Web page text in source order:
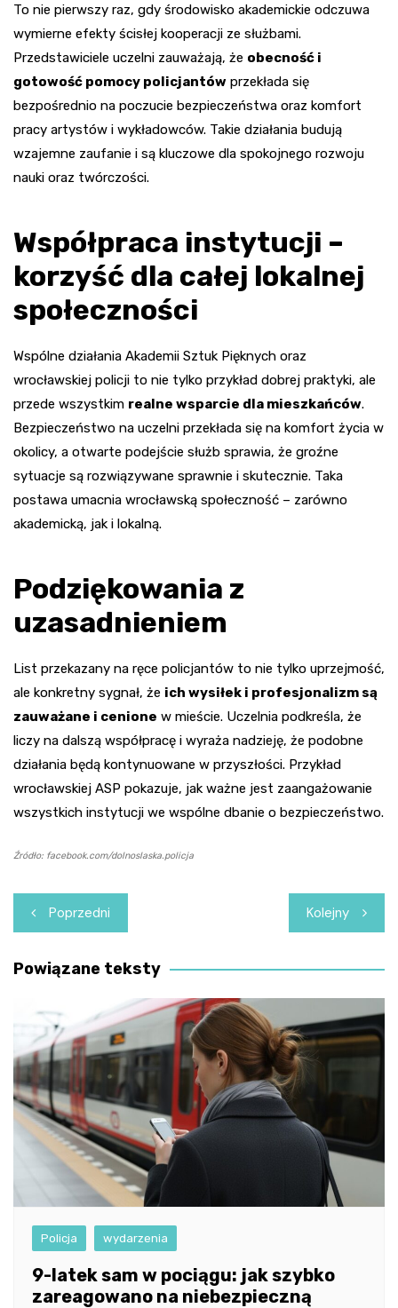
To nie pierwszy raz, gdy środowisko akademickie odczuwa
wymierne efekty ścisłej kooperacji ze służbami.
Przedstawiciele uczelni zauważają, że obecność i
gotowość pomocy policjantów przekłada się
bezpośrednio na poczucie bezpieczeństwa oraz komfort
pracy artystów i wykładowców. Takie działania budują
wzajemne zaufanie i są kluczowe dla spokojnego rozwoju
nauki oraz twórczości.
Współpraca instytucji –
korzyść dla całej lokalnej
społeczności
Wspólne działania Akademii Sztuk Pięknych oraz
wrocławskiej policji to nie tylko przykład dobrej praktyki, ale
przede wszystkim realne wsparcie dla mieszkańców.
Bezpieczeństwo na uczelni przekłada się na komfort życia w
okolicy, a otwarte podejście służb sprawia, że groźne
sytuacje są rozwiązywane sprawnie i skutecznie. Taka
postawa umacnia wrocławską społeczność – zarówno
akademicką, jak i lokalną.
Podziękowania z
uzasadnieniem
List przekazany na ręce policjantów to nie tylko uprzejmość,
ale konkretny sygnał, że ich wysiłek i profesjonalizm są
zauważane i cenione w mieście. Uczelnia podkreśla, że
liczy na dalszą współpracę i wyraża nadzieję, że podobne
działania będą kontynuowane w przyszłości. Przykład
wrocławskiej ASP pokazuje, jak ważne jest zaangażowanie
wszystkich instytucji we wspólne dbanie o bezpieczeństwo.
Źródło: facebook.com/dolnoslaska.policja
Nawigacja
wpisu
Poprzedni Kolejny
Powiązane teksty
Policja wydarzenia
9-latek sam w pociągu: jak szybko
zareagowano na niebezpieczną